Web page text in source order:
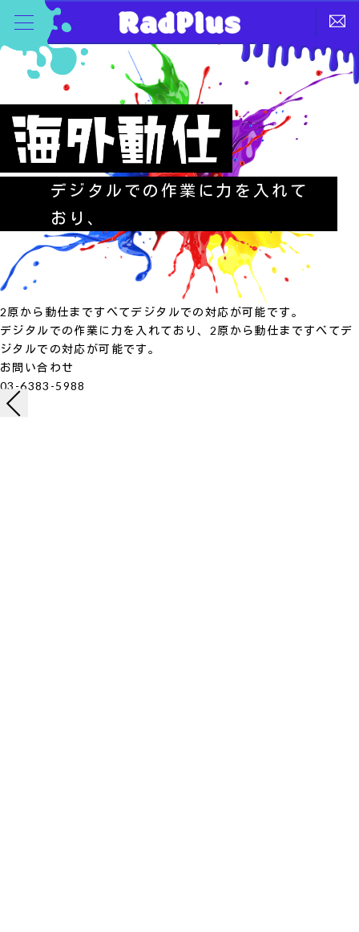
デジタルでの作業に力を入れて
おり、
2原から動仕まですべてデジタルでの対応が可能です。
デジタルでの作業に力を入れており、2原から動仕まですべてデ
ジタルでの対応が可能です。
お問い合わせ
03-6383-5988